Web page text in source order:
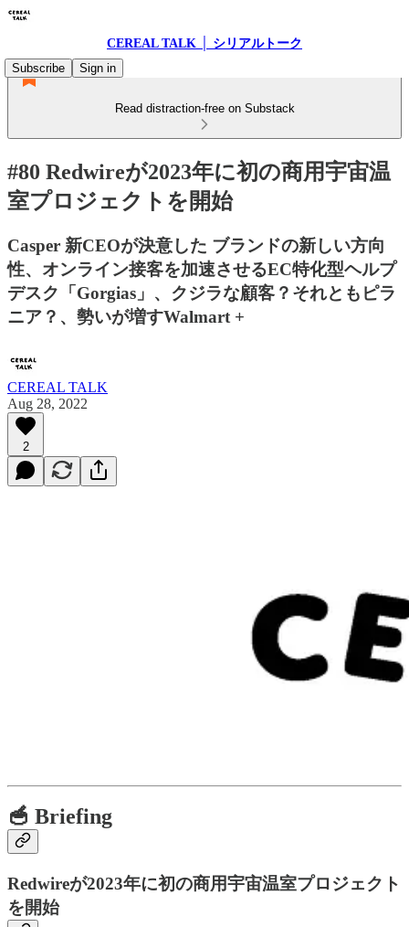
CEREAL TALK │ シリアルトーク
Subscribe
Sign in
Read distraction-free on Substack
#80 Redwireが2023年に初の商用宇宙温
室プロジェクトを開始
Casper 新CEOが決意した ブランドの新しい方向
性、オンライン接客を加速させるEC特化型ヘルプ
デスク「Gorgias」、クジラな顧客？それともピラ
ニア？、勢いが増すWalmart +
CEREAL TALK
Aug 28, 2022
2
🥣 Briefing
Redwireが2023年に初の商用宇宙温室プロジェクト
を開始